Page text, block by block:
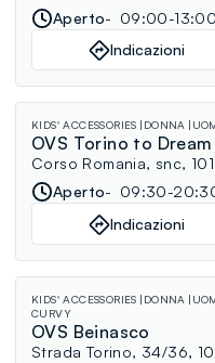
Aperto
09:00-
Indicazioni
KIDS' ACCESSORIES DONNA
OVS Torino to Dream
Corso Romania, snc,
Aperto
09:30-
Indicazioni
KIDS' ACCESSORIES DONNA
CURVY
OVS Beinasco
Strada Torino, 34/36,